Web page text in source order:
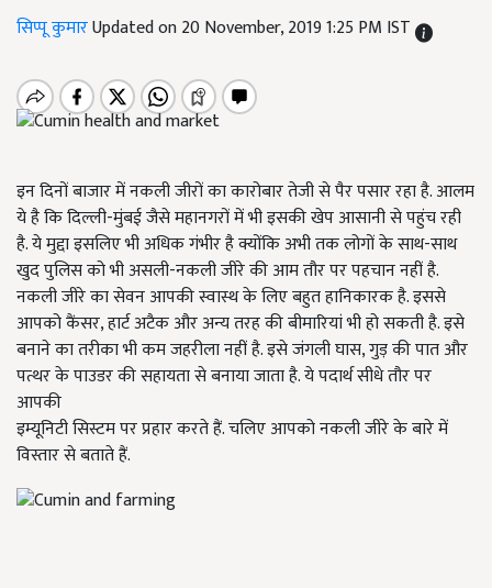
सिप्पू कुमारUpdated on 20 November, 2019 1:25 PM IST
इन दिनों बाजार में नकली जीरों का कारोबार तेजी से पैर पसार रहा है. आलम
ये है कि दिल्ली-मुंबई जैसे महानगरों में भी इसकी खेप आसानी से पहुंच रही
है. ये मुद्दा इसलिए भी अधिक गंभीर है क्योंकि अभी तक लोगों के साथ-साथ
खुद पुलिस को भी असली-नकली जीरे की आम तौर पर पहचान नहीं है.
नकली जीरे का सेवन आपकी स्वास्थ के लिए बहुत हानिकारक है. इससे
आपको कैंसर, हार्ट अटैक और अन्य तरह की बीमारियां भी हो सकती है. इसे
बनाने का तरीका भी कम जहरीला नहीं है. इसे जंगली घास, गुड़ की पात और
पत्थर के पाउडर की सहायता से बनाया जाता है. ये पदार्थ सीधे तौर पर
आपकी
इम्यूनिटी सिस्टम पर प्रहार करते हैं. चलिए आपको नकली जीरे के बारे में
विस्तार से बताते हैं.